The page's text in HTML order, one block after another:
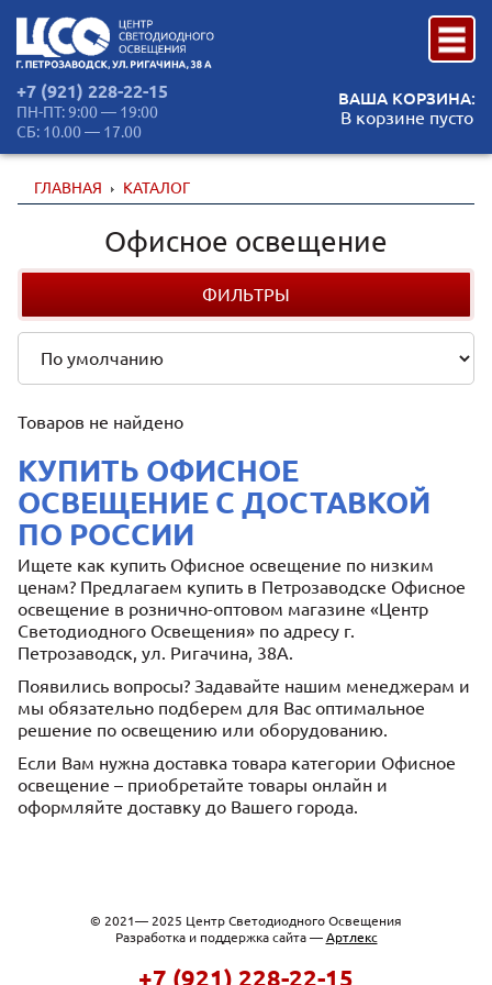
+7 (921) 228-22-15
ПН-ПТ: 9:00 — 19:00
СБ: 10.00 — 17.00
ВАША КОРЗИНА:
В корзине пусто
ГЛАВНАЯ КАТАЛОГ
Офисное освещение
ФИЛЬТРЫ
Товаров не найдено
КУПИТЬ ОФИСНОЕ
ОСВЕЩЕНИЕ С ДОСТАВКОЙ
ПО РОССИИ
Ищете как купить Офисное освещение по низким
ценам? Предлагаем купить в Петрозаводске Офисное
освещение в рознично-оптовом магазине «Центр
Светодиодного Освещения» по адресу г.
Петрозаводск, ул. Ригачина, 38А.
Появились вопросы? Задавайте нашим менеджерам и
мы обязательно подберем для Вас оптимальное
решение по освещению или оборудованию.
Если Вам нужна доставка товара категории Офисное
освещение – приобретайте товары онлайн и
оформляйте доставку до Вашего города.
© 2021— 2025 Центр Светодиодного Освещения
Разработка и поддержка сайта — Артлекс
+7 (921) 228-22-15